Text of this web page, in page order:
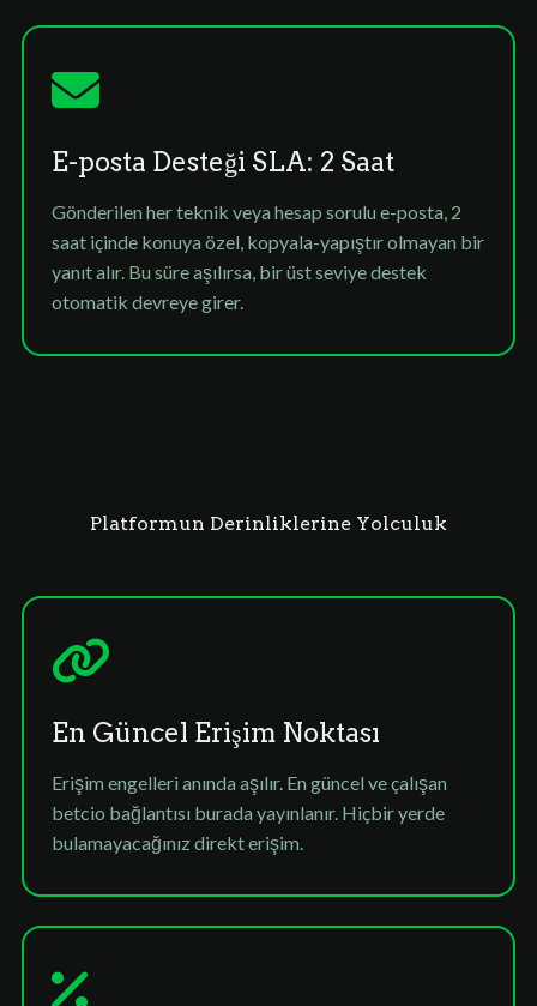
E-posta Desteği SLA: 2 Saat
Gönderilen her teknik veya hesap sorulu e-posta, 2
saat içinde konuya özel, kopyala-yapıştır olmayan bir
yanıt alır. Bu süre aşılırsa, bir üst seviye destek
otomatik devreye girer.
Platformun Derinliklerine Yolculuk
En Güncel Erişim Noktası
Erişim engelleri anında aşılır. En güncel ve çalışan
betcio bağlantısı burada yayınlanır. Hiçbir yerde
bulamayacağınız direkt erişim.